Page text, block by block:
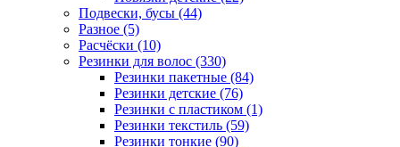
Подвески, бусы (44)
Разное (5)
Расчёски (10)
Резинки для волос (330)
Резинки пакетные (84)
Резинки детские (76)
Резинки с пластиком (1)
Резинки текстиль (59)
Резинки тонкие (90)